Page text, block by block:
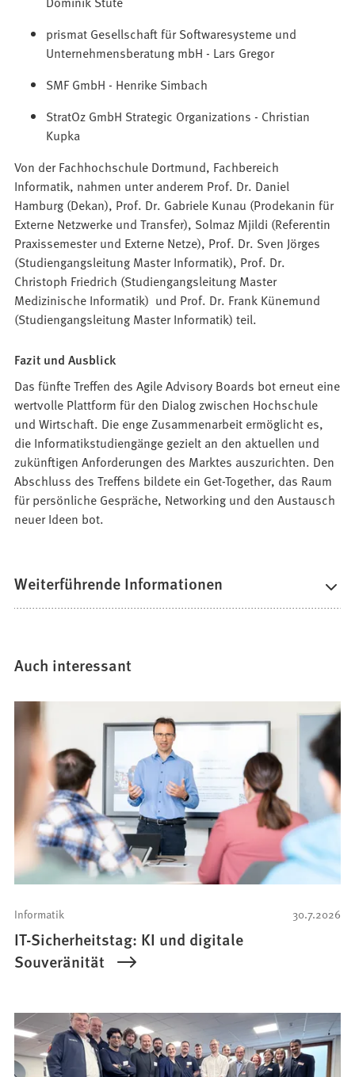
prismat Gesellschaft für Softwaresysteme und
Unternehmensberatung mbH - Lars Gregor
SMF GmbH - Henrike Simbach
StratOz GmbH Strategic Organizations - Christian
Kupka
Von der Fachhochschule Dortmund, Fachbereich
Informatik, nahmen unter anderem Prof. Dr. Daniel
Hamburg (Dekan), Prof. Dr. Gabriele Kunau (Prodekanin für
Externe Netzwerke und Transfer), Solmaz Mjildi (Referentin
Praxissemester und Externe Netze), Prof. Dr. Sven Jörges
(Studiengangsleitung Master Informatik), Prof. Dr.
Christoph Friedrich (Studiengangsleitung Master
Medizinische Informatik) und Prof. Dr. Frank Künemund
(Studiengangsleitung Master Informatik) teil.
Fazit und Ausblick
Das fünfte Treffen des Agile Advisory Boards bot erneut eine
wertvolle Plattform für den Dialog zwischen Hochschule
und Wirtschaft. Die enge Zusammenarbeit ermöglicht es,
die Informatikstudiengänge gezielt an den aktuellen und
zukünftigen Anforderungen des Marktes auszurichten. Den
Abschluss des Treffens bildete ein Get-Together, das Raum
für persönliche Gespräche, Networking und den Austausch
neuer Ideen bot.
Weiterführende Informationen
Auch interessant
30.7.2026
Informatik
IT-Sicherheitstag: KI und digitale
Souveränität